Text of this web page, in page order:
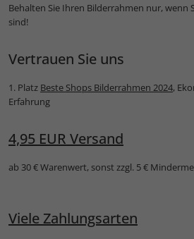
Behalten Sie Ihren Bilderrahmen nur, wenn
sind!
Vertrauen Sie uns
1. Platz Beste Shops Bilderrahmen 2024,
Erfahrung
4,95 EUR Versand
ab 30 € Warenwert, sonst zzgl. 5 €
Viele Zahlungsarten